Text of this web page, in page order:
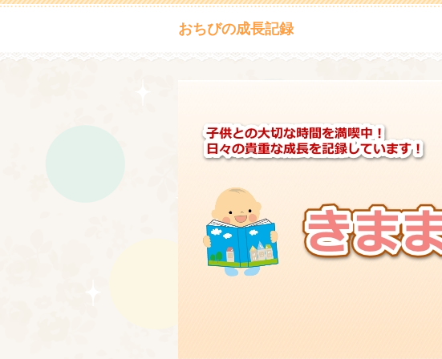
おちびの成長記録